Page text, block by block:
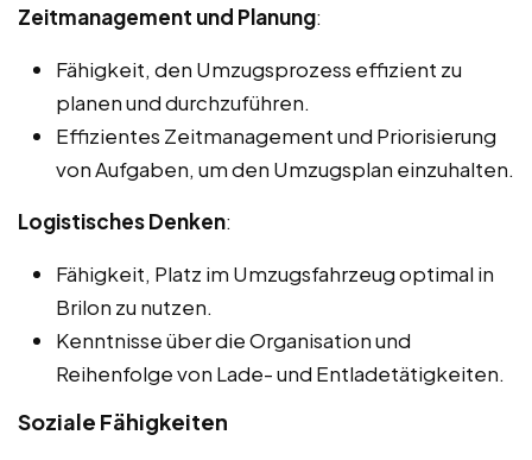
Zeitmanagement und Planung:
Fähigkeit, den Umzugsprozess effizient zu
planen und durchzuführen.
Effizientes Zeitmanagement und Priorisierung
von Aufgaben, um den Umzugsplan einzuhalten.
Logistisches Denken:
Fähigkeit, Platz im Umzugsfahrzeug optimal in
Brilon zu nutzen.
Kenntnisse über die Organisation und
Reihenfolge von Lade- und Entladetätigkeiten.
Soziale Fähigkeiten